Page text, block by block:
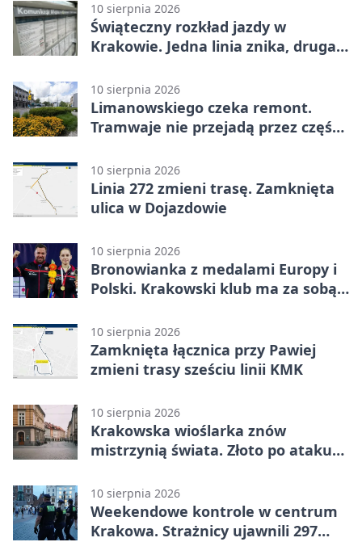
10 sierpnia 2026
Świąteczny rozkład jazdy w
Krakowie. Jedna linia znika, druga
10 sierpnia 2026
Limanowskiego czeka remont.
Tramwaje nie przejadą przez część
10 sierpnia 2026
Linia 272 zmieni trasę. Zamknięta
ulica w Dojazdowie
10 sierpnia 2026
Bronowianka z medalami Europy i
Polski. Krakowski klub ma za sobą
10 sierpnia 2026
Zamknięta łącznica przy Pawiej
zmieni trasy sześciu linii KMK
10 sierpnia 2026
Krakowska wioślarka znów
mistrzynią świata. Złoto po ataku
10 sierpnia 2026
Weekendowe kontrole w centrum
Krakowa. Strażnicy ujawnili 297